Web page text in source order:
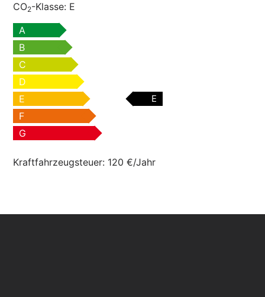
CO2-Klasse: E
A
B
C
D
E
E
F
G
Kraftfahrzeugsteuer: 120 €/Jahr